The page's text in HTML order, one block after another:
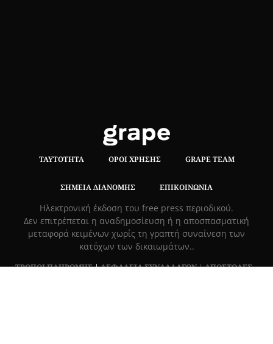
ΤΑΥΤΌΤΗΤΑ ΌΡΟΙ ΧΡΉΣΗΣ GRAPE TEAM
ΣΗΜΕΊΑ ΔΙΑΝΟΜΉΣ ΕΠΙΚΟΙΝΩΝΊΑ
Hλεκτρονική έκδοση του free press περιοδικού.
Δεν επιτρέπεται η αναδημοσίευση ή η αποσπασματική
μεταφορά κειμένων χωρίς τη γραπτή συναίνεση των
κατόχων των δικαιωμάτων..
ΤΡΟΠΟΙ ΠΛΗΡΩΜΗΣ|ΑΣΦΑΛΕΙΑ ΣΥΝΑΛΛΑΓΩΝ |ΑΠΟΣΤΟΛΕΣ –